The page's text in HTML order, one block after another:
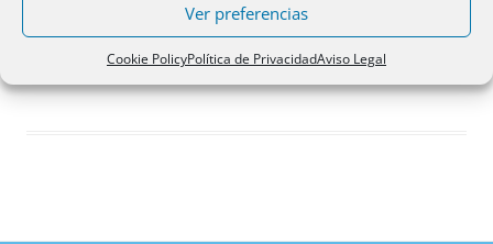
Ver preferencias
Cookie PolicyPolítica de PrivacidadAviso Legal
Registro
¿Has olvidado tu contraseña?